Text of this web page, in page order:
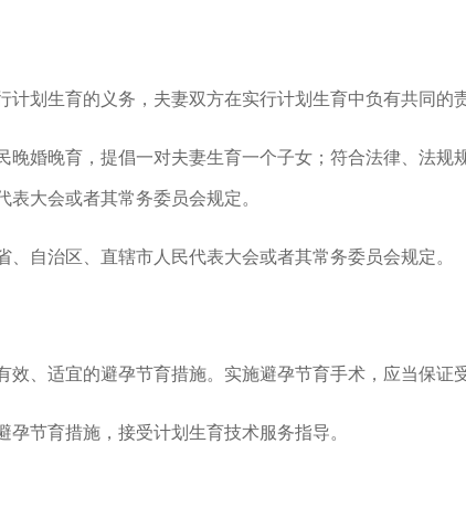
生育的义务，夫妻双方在实行计划生育中负有共同的责
婚晚育，提倡一对夫妻生育一个子女；符合法律、法规
大会或者其常务委员会规定。
治区、直辖市人民代表大会或者其常务委员会规定。
适宜的避孕节育措施。实施避孕节育手术，应当保证受
节育措施，接受计划生育技术服务指导。